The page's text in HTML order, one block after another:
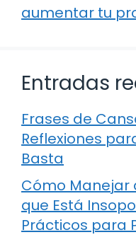
aumentar tu
Entradas
Frases de
Reflexiones
Basta
Cómo Manejar
que Está
Prácticos para